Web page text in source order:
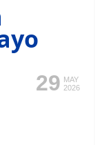
29 MAY
2026